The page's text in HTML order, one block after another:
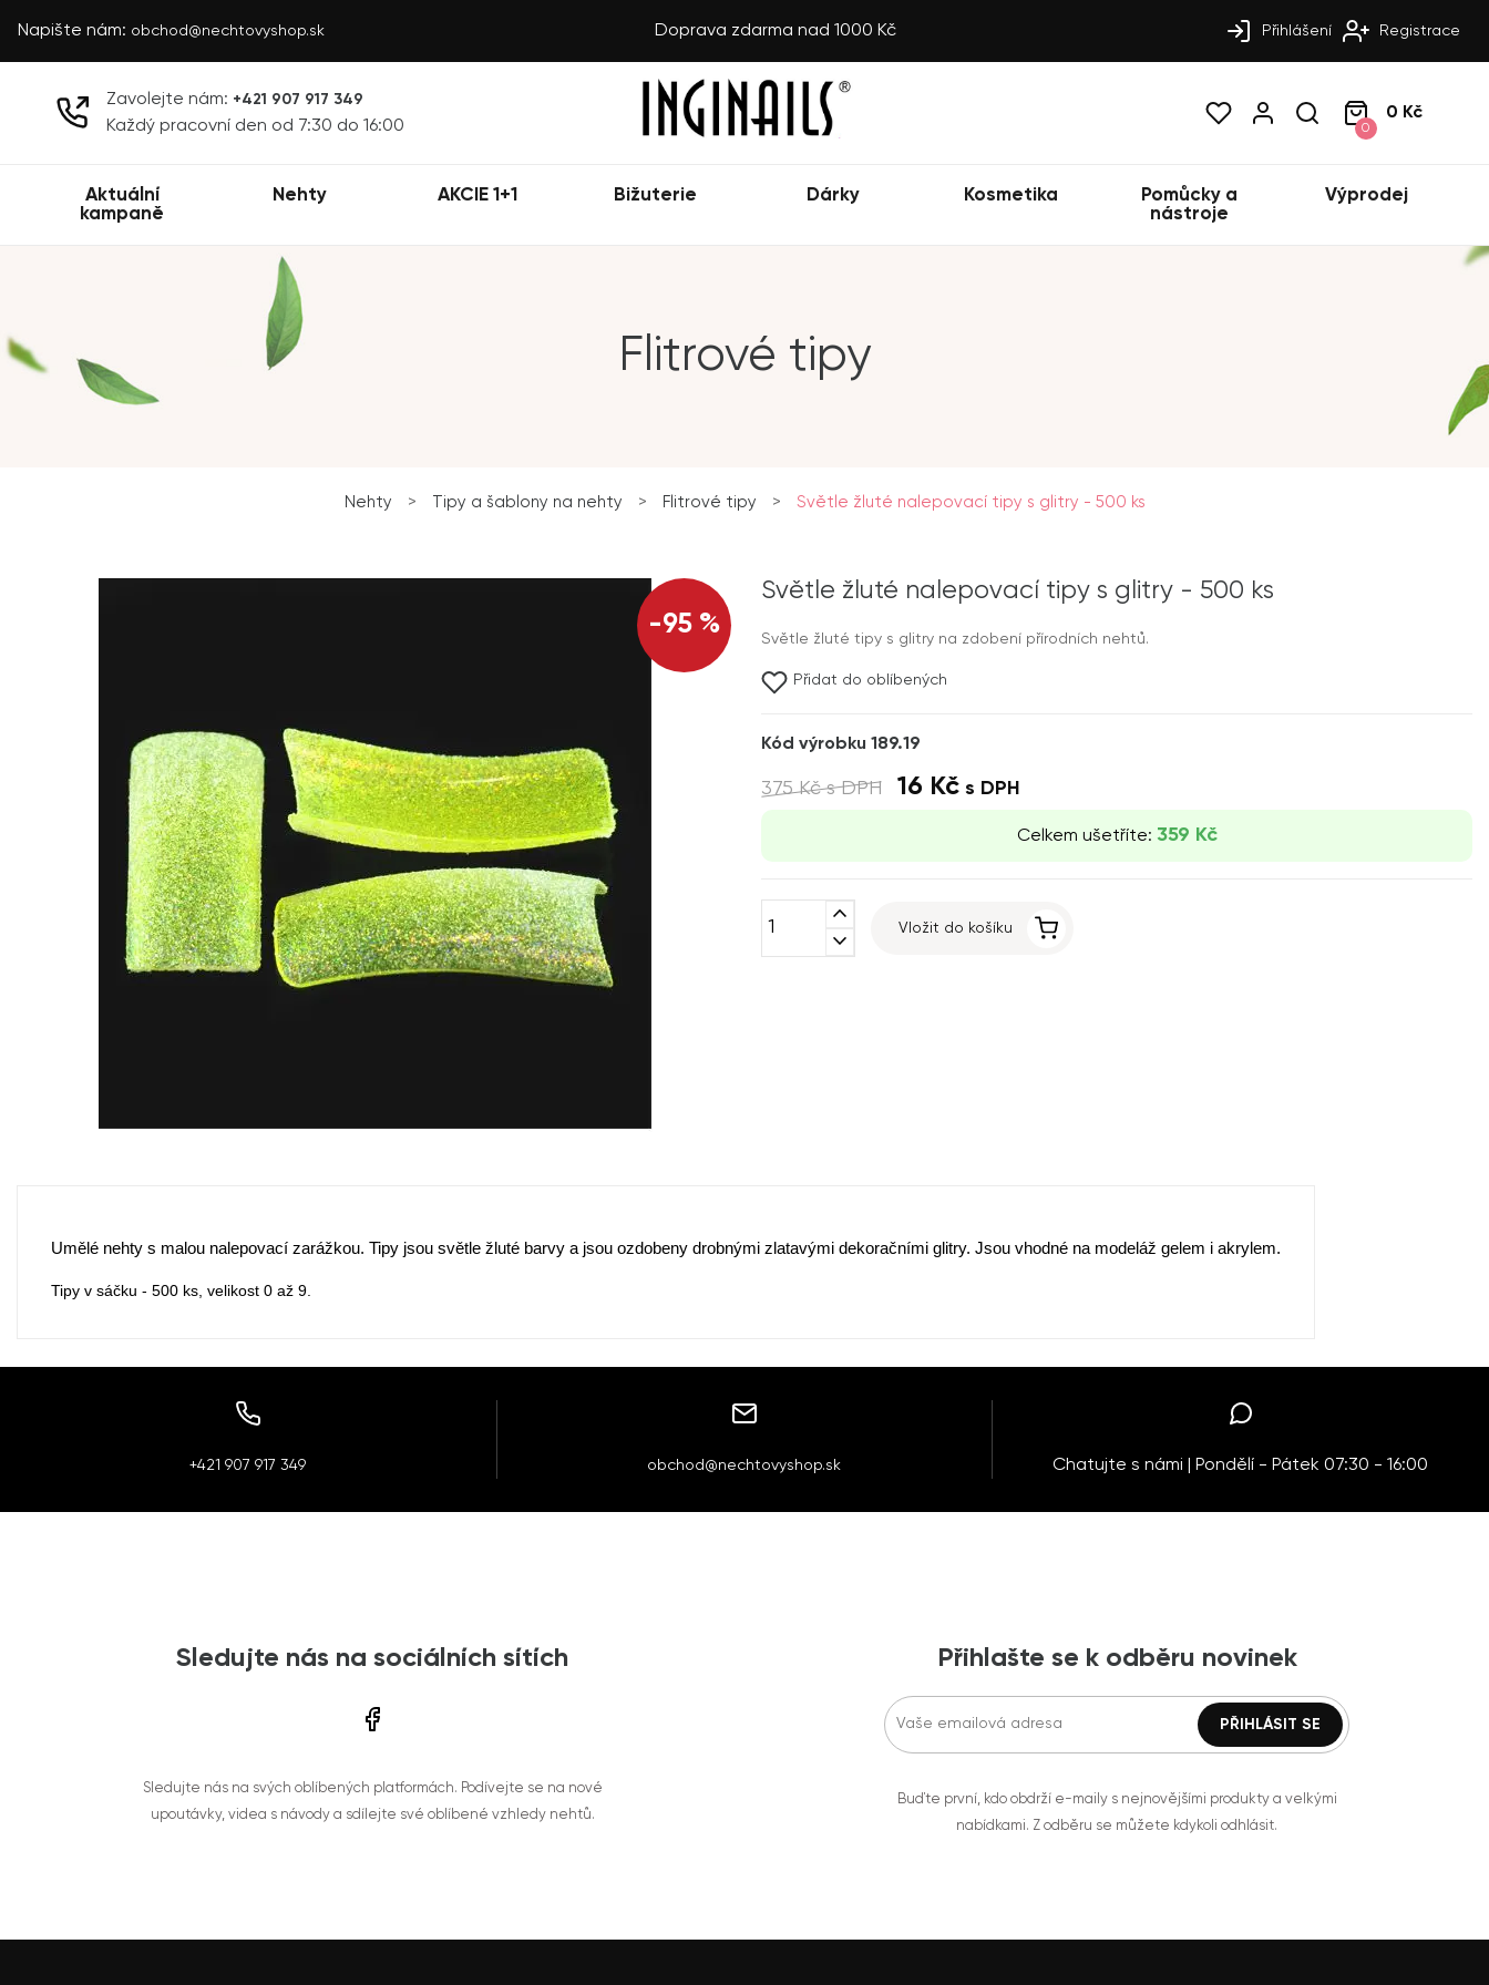
Napište nám: obchod@nechtovyshop.sk Doprava zdarma nad 1000 Kč Přihlášení Registrace
Zavolejte nám: +421 907 917 349
Každý pracovní den od 7:30 do 16:00 0
0 Kč
Aktuální
kampaně
Nehty AKCIE 1+1 Bižuterie Dárky Kosmetika
Pomůcky a
nástroje
Výprodej
Flitrové tipy
Nehty > Tipy a šablony na nehty > Flitrové tipy > Světle žluté nalepovací tipy s glitry - 500 ks
-95 %
Světle žluté nalepovací tipy s glitry - 500 ks
Světle žluté tipy s glitry na zdobení přírodních nehtů.
Přidat do oblíbených
Kód výrobku 189.19
375 Kčs DPH 16 Kč s DPH
Celkem ušetříte: 359 Kč
expand_less
expand_more
Vložit do košíku
Umělé nehty s malou nalepovací zarážkou. Tipy jsou světle žluté barvy a jsou ozdobeny drobnými zlatavými dekoračními glitry. Jsou vhodné na modeláž gelem i akrylem.
Tipy v sáčku - 500 ks, velikost 0 až 9.
+421 907 917 349 obchod@nechtovyshop.sk Chatujte s námi | Pondělí - Pátek 07:30 - 16:00
Sledujte nás na sociálních sítích
Sledujte nás na svých oblíbených platformách. Podívejte se na nové
upoutávky, videa s návody a sdílejte své oblíbené vzhledy nehtů.
Přihlašte se k odběru novinek
Buďte první, kdo obdrží e-maily s nejnovějšími produkty a velkými
nabídkami. Z odběru se můžete kdykoli odhlásit.